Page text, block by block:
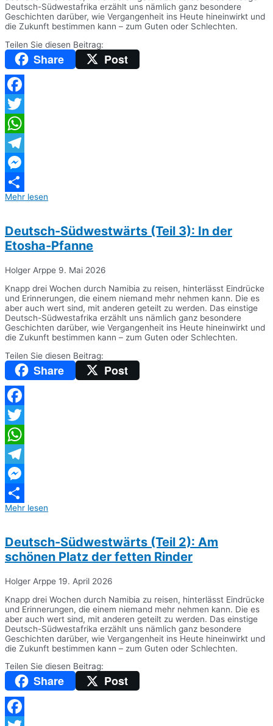
Deutsch-Südwestafrika erzählt uns nämlich ganz besondere
Geschichten darüber, wie Vergangenheit ins Heute hineinwirkt und
die Zukunft bestimmen kann – zum Guten oder Schlechten.
Teilen Sie diesen Beitrag:
Share Post
Facebook
Twitter
WhatsApp
Telegram
Messenger
Teilen
Mehr lesen
Deutsch-Südwestwärts (Teil 3): In der
Etosha-Pfanne
Holger Arppe 9. Mai 2026
Knapp drei Wochen durch Namibia zu reisen, hinterlässt Eindrücke
und Erinnerungen, die einem niemand mehr nehmen kann. Die es
aber auch wert sind, mit anderen geteilt zu werden. Das einstige
Deutsch-Südwestafrika erzählt uns nämlich ganz besondere
Geschichten darüber, wie Vergangenheit ins Heute hineinwirkt und
die Zukunft bestimmen kann – zum Guten oder Schlechten.
Teilen Sie diesen Beitrag:
Share Post
Facebook
Twitter
WhatsApp
Telegram
Messenger
Teilen
Mehr lesen
Deutsch-Südwestwärts (Teil 2): Am
schönen Platz der fetten Rinder
Holger Arppe 19. April 2026
Knapp drei Wochen durch Namibia zu reisen, hinterlässt Eindrücke
und Erinnerungen, die einem niemand mehr nehmen kann. Die es
aber auch wert sind, mit anderen geteilt zu werden. Das einstige
Deutsch-Südwestafrika erzählt uns nämlich ganz besondere
Geschichten darüber, wie Vergangenheit ins Heute hineinwirkt und
die Zukunft bestimmen kann – zum Guten oder Schlechten.
Teilen Sie diesen Beitrag:
Share Post